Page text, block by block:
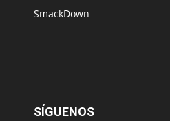
SmackDown
SÍGUENOS